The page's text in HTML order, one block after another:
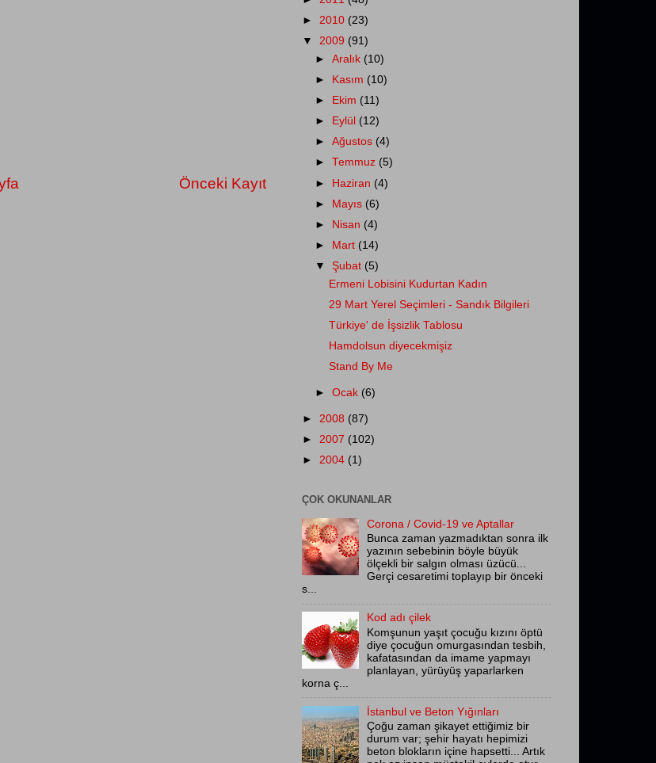
Önceki Kayıt
► 2010 (23)
▼ 2009 (91)
►Aralık (10)
►
Kasım (10)
►
Ekim (11)
►
Eylül (12)
►Ağustos (4)
►Temmuz (5)
► Haziran (4)
► Mayıs (6)
►
Nisan (4)
►
Mart (14)
▼ Şubat (5)
Ermeni Lobisini Kudurtan Kadın
29 Mart Yerel Seçimleri - Sandık Bilgileri
Türkiye' de İşsizlik Tablosu
Hamdolsun diyecekmişiz
Stand By Me
►Ocak (6)
► 2008 (87)
► 2007 (102)
► 2004 (1)
ÇOK OKUNANLAR
Corona / Covid-19 ve Aptallar
Bunca zaman yazmadıktan sonra ilk
yazının sebebinin böyle büyük
ölçekli bir salgın olması üzücü...
Gerçi cesaretimi toplayıp bir önceki
s...
Kod adı çilek
Komşunun yaşıt çocuğu kızını öptü
diye çocuğun omurgasından tesbih,
kafatasından da imame yapmayı
planlayan, yürüyüş yaparlarken
korna ç...
İstanbul ve Beton Yığınları
Çoğu zaman şikayet ettiğimiz bir
durum var; şehir hayatı hepimizi
beton blokların içine hapsetti... Artık